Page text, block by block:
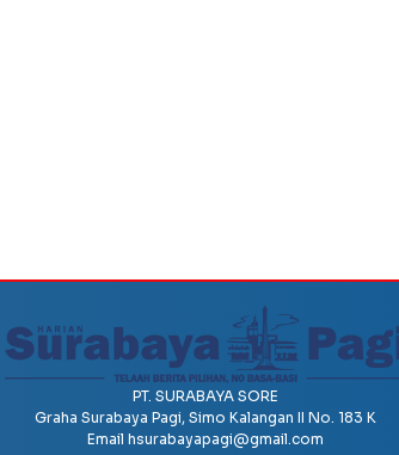
PT. SURABAYA SORE
Graha Surabaya Pagi, Simo Kalangan II No. 183 K
Email hsurabayapagi@gmail.com